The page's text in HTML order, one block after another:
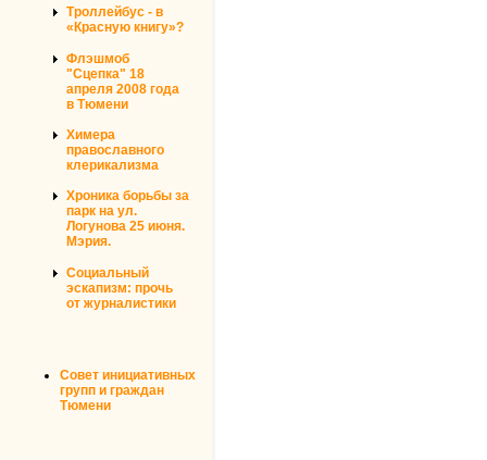
Троллейбус - в
«Красную книгу»?
Флэшмоб
"Сцепка" 18
апреля 2008 года
в Тюмени
Химера
православного
клерикализма
Хроника борьбы за
парк на ул.
Логунова 25 июня.
Мэрия.
Социальный
эскапизм: прочь
от журналистики
Совет инициативных
групп и граждан
Тюмени